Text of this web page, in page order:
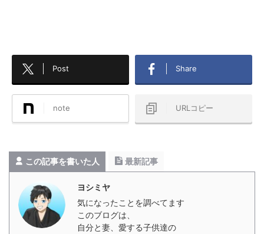
Post Share
note URLコピー
この記事を書いた人 最新記事
ヨシミヤ
気になったことを調べてます
このブログは、
自分と妻、愛する子供達の